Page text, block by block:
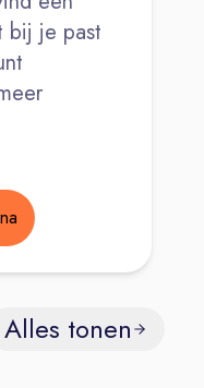
bij je past
Alles tonen